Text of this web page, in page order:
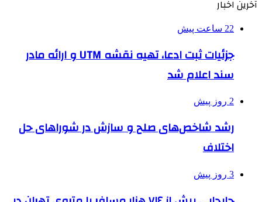
آخرین اخبار
22 ساعت پیش
جزئیات ثبت ادعا، تهیه نقشه UTM و ارائه مادر
سند اعلام شد
2 روز پیش
رشد شاخص‌های صلح و سازش در شوراهای حل
اختلاف
3 روز پیش